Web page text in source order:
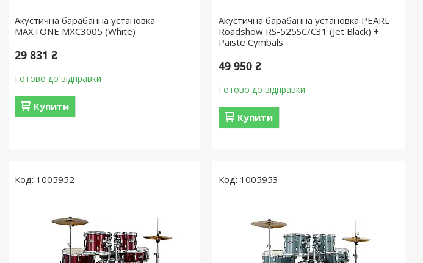
Акустична барабанна установка
MAXTONE MXC3005 (White)
29 831 ₴
Готово до відправки
Купити
Акустична барабанна установка PEARL
Roadshow RS-525SC/C31 (Jet Black) +
Paiste Cymbals
49 950 ₴
Готово до відправки
Купити
1005952 1005953